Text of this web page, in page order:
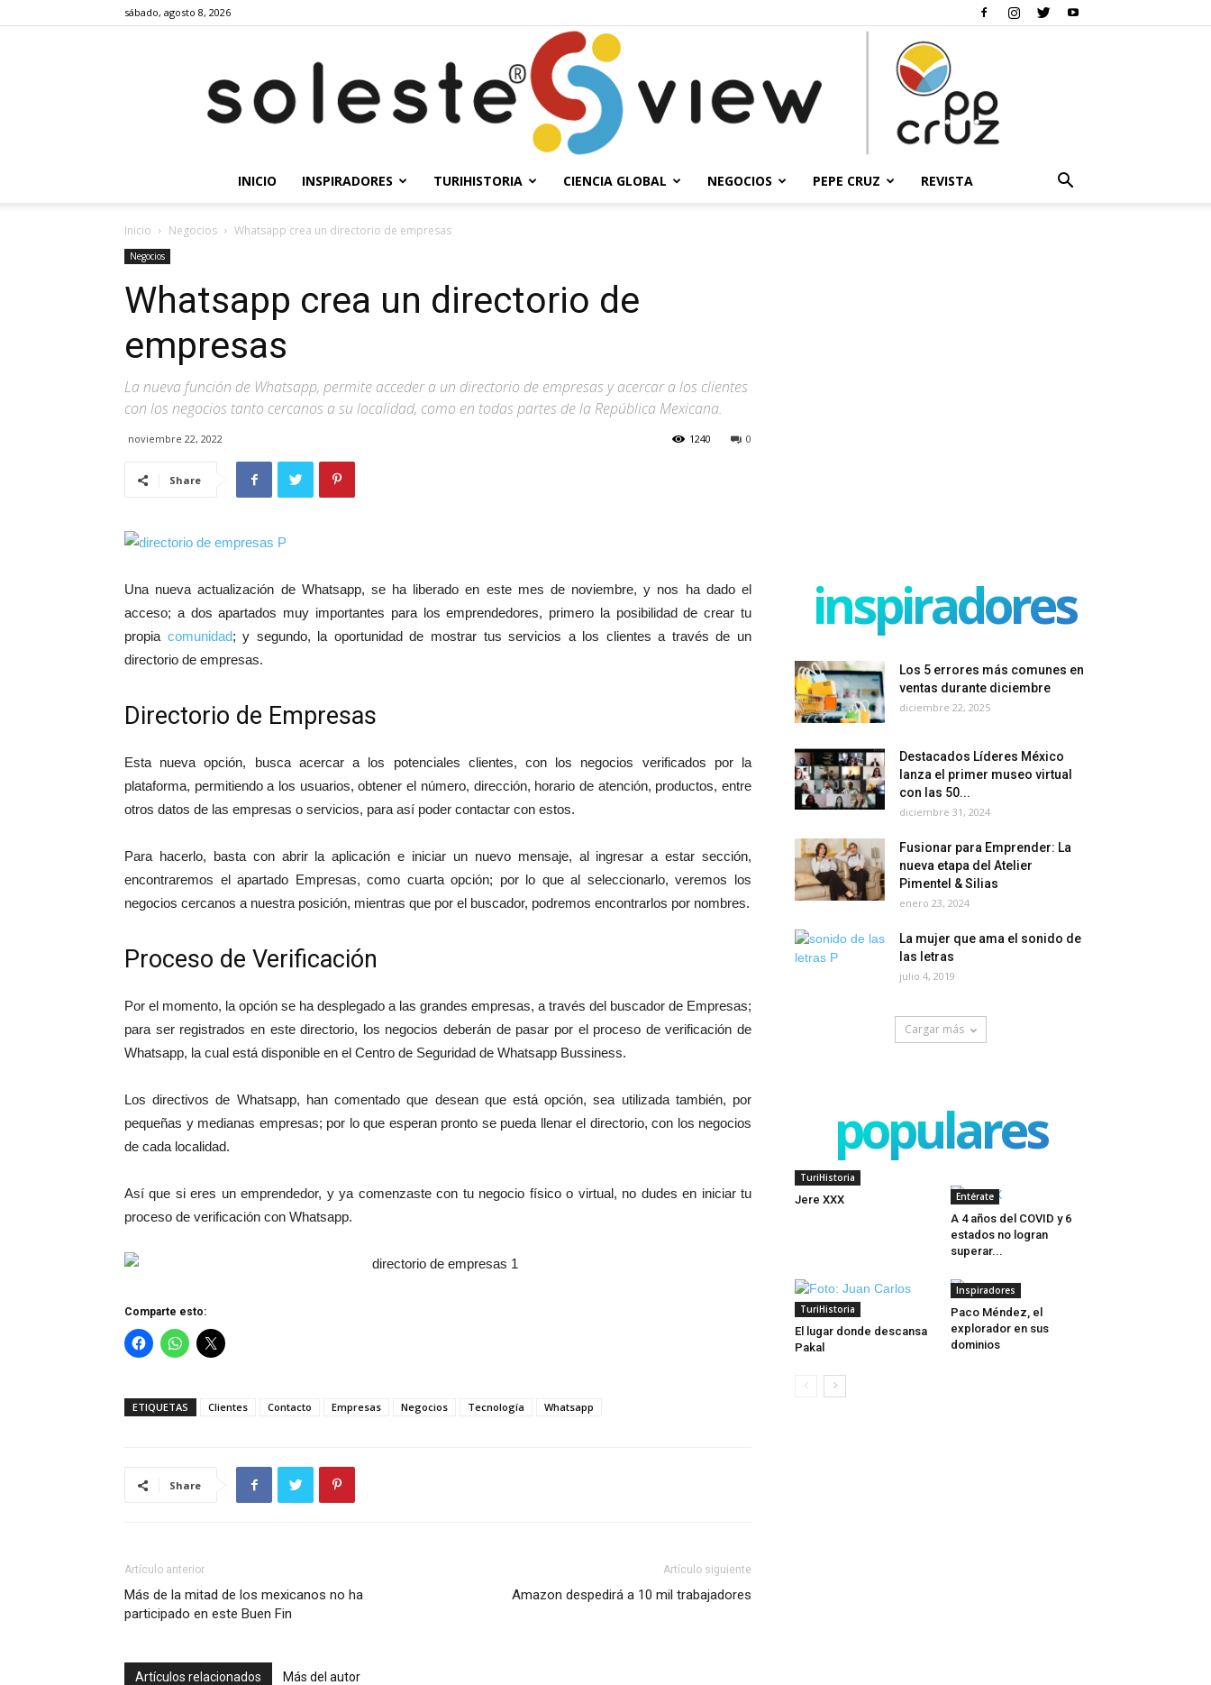
sábado, agosto 8, 2026
INICIO INSPIRADORES TURIHISTORIA CIENCIA GLOBAL NEGOCIOS PEPE CRUZ REVISTA
Inicio Negocios Whatsapp crea un directorio de empresas
Negocios
Whatsapp crea un directorio de
empresas
La nueva función de Whatsapp, permite acceder a un directorio de empresas y acercar a los clientes
con los negocios tanto cercanos a su localidad, como en todas partes de la República Mexicana.
noviembre 22, 2022 0
1240
Share
Una nueva actualización de Whatsapp, se ha liberado en este mes de noviembre, y nos ha dado el
acceso; a dos apartados muy importantes para los emprendedores, primero la posibilidad de crear tu
propia comunidad; y segundo, la oportunidad de mostrar tus servicios a los clientes a través de un
directorio de empresas.
Directorio de Empresas
Esta nueva opción, busca acercar a los potenciales clientes, con los negocios verificados por la
plataforma, permitiendo a los usuarios, obtener el número, dirección, horario de atención, productos, entre
otros datos de las empresas o servicios, para así poder contactar con estos.
Para hacerlo, basta con abrir la aplicación e iniciar un nuevo mensaje, al ingresar a estar sección,
encontraremos el apartado Empresas, como cuarta opción; por lo que al seleccionarlo, veremos los
negocios cercanos a nuestra posición, mientras que por el buscador, podremos encontrarlos por nombres.
Proceso de Verificación
Por el momento, la opción se ha desplegado a las grandes empresas, a través del buscador de Empresas;
para ser registrados en este directorio, los negocios deberán de pasar por el proceso de verificación de
Whatsapp, la cual está disponible en el Centro de Seguridad de Whatsapp Bussiness.
Los directivos de Whatsapp, han comentado que desean que está opción, sea utilizada también, por
pequeñas y medianas empresas; por lo que esperan pronto se pueda llenar el directorio, con los negocios
de cada localidad.
Así que si eres un emprendedor, y ya comenzaste con tu negocio físico o virtual, no dudes en iniciar tu
proceso de verificación con Whatsapp.
Comparte esto:
ETIQUETAS Clientes Contacto Empresas Negocios Tecnología Whatsapp
Share
Artículo anterior
Más de la mitad de los mexicanos no ha
participado en este Buen Fin
Artículo siguiente
Amazon despedirá a 10 mil trabajadores
Artículos relacionados Más del autor
inspiradores
Los 5 errores más comunes en
ventas durante diciembre
diciembre 22, 2025
Destacados Líderes México
lanza el primer museo virtual
con las 50...
diciembre 31, 2024
Fusionar para Emprender: La
nueva etapa del Atelier
Pimentel & Silias
enero 23, 2024
La mujer que ama el sonido de
las letras
julio 4, 2019
Cargar más
populares
TuriHistoria
Jere XXX Entérate
A 4 años del COVID y 6
estados no logran
superar...
TuriHistoria
El lugar donde descansa
Pakal
Inspiradores
Paco Méndez, el
explorador en sus
dominios